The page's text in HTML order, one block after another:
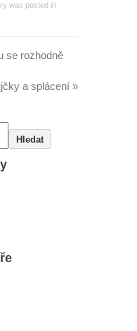
was posted in
se rozhodně
a splácení »
Hledat